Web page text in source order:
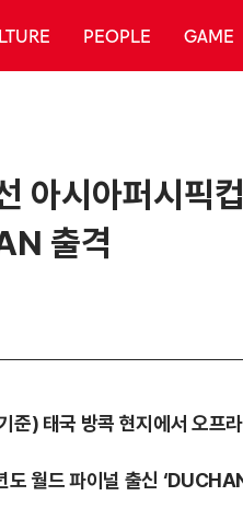
PEOPLE GAME
시아퍼시픽
출격
) 태국 방콕 현지에서 오프
월드 파이널 출신